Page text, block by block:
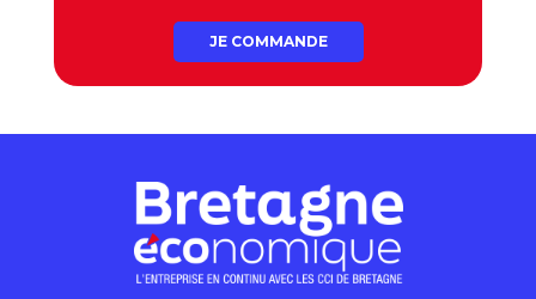
JE COMMANDE